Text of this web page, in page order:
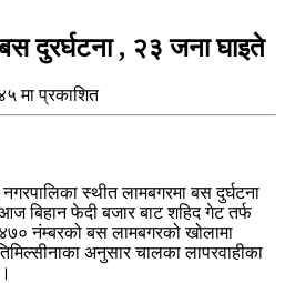
दुरर्घटना , २३ जना घाइते
मा प्रकाशित
स्थीत लामबगरमा बस दुर्घटना
बिहान फेदी बजार बाट शहिद गेट तर्फ
नंम्बरको बस लामबगरको खोलामा
अनुसार चालका लापरवाहीका